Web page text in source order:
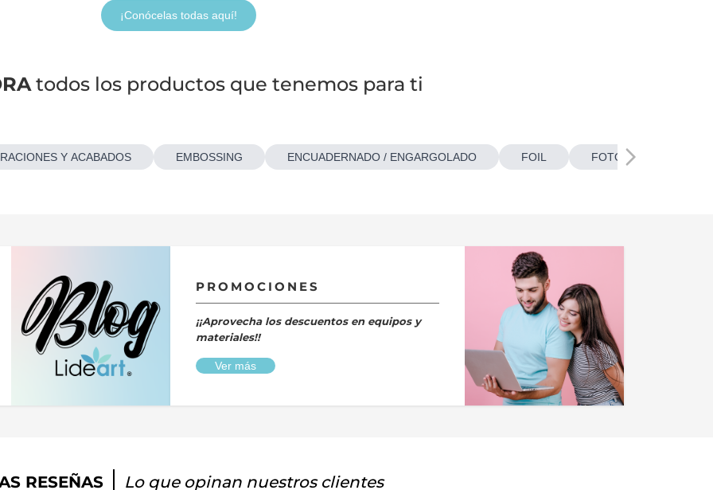
¡Conócelas todas aquí!
todos los productos que tenemos para ti
Y ACABADOS EMBOSSING ENCUADERNADO / ENGARGOLADO FOIL FOTOBOTONES
PROMOCIONES
¡¡Aprovecha los descuentos en equipos y
materiales!!
Ver más
RESEÑAS Lo que opinan nuestros clientes